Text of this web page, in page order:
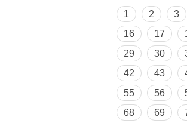
1 2 3
16
17
29
30
42
43
55
56
68
69